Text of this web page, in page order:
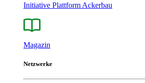
Initiative Plattform Ackerbau
Magazin
Netzwerke